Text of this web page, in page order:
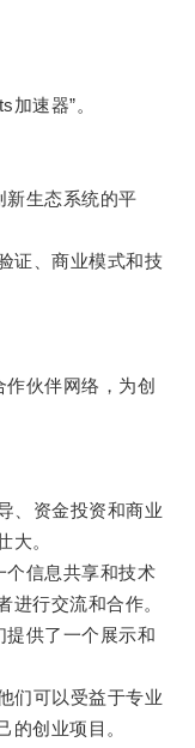
速器”。
生态系统的平
、商业模式和技
伙伴网络，为创
资金投资和商业
大。
信息共享和技术
进行交流和合作。
供了一个展示和
可以受益于专业
的创业项目。